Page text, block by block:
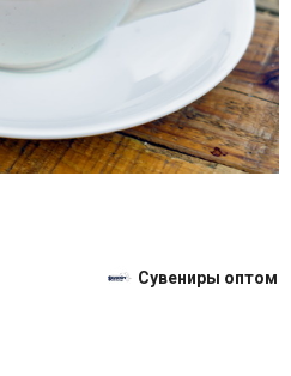
Сувениры оптом